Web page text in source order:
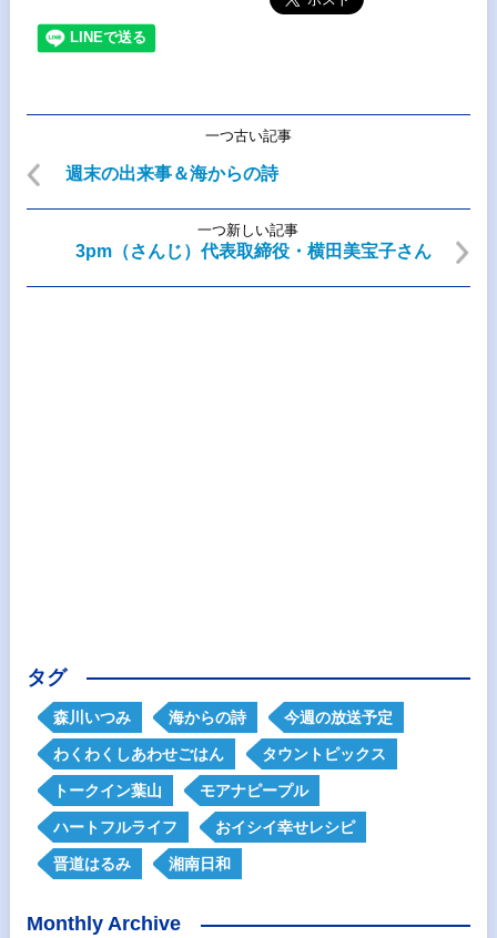
一つ古い記事
週末の出来事＆海からの詩
一つ新しい記事
3pm（さんじ）代表取締役・横田美宝子さん
タグ
森川いつみ 海からの詩 今週の放送予定
わくわくしあわせごはん タウントピックス
トークイン葉山 モアナピープル
ハートフルライフ おイシイ幸せレシピ
晋道はるみ 湘南日和
Monthly Archive